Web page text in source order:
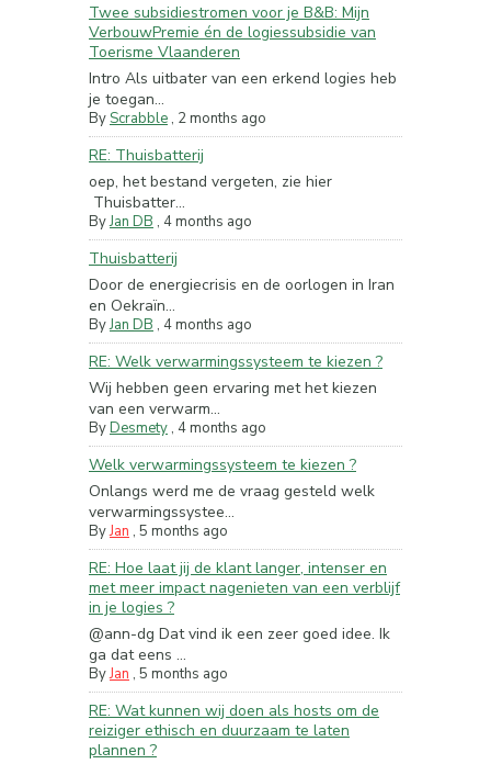
Twee subsidiestromen voor je B&B: Mijn
VerbouwPremie én de logiessubsidie van
Toerisme Vlaanderen
Intro Als uitbater van een erkend logies heb
je toegan...
ByScrabble , 2 months ago
RE: Thuisbatterij
oep, het bestand vergeten, zie hier
Thuisbatter...
ByJan DB , 4 months ago
Thuisbatterij
Door de energiecrisis en de oorlogen in Iran
en Oekraïn...
ByJan DB , 4 months ago
RE: Welk verwarmingssysteem te kiezen ?
Wij hebben geen ervaring met het kiezen
van een verwarm...
ByDesmety , 4 months ago
Welk verwarmingssysteem te kiezen ?
Onlangs werd me de vraag gesteld welk
verwarmingssystee...
ByJan , 5 months ago
RE: Hoe laat jij de klant langer, intenser en
met meer impact nagenieten van een verblijf
in je logies ?
@ann-dg Dat vind ik een zeer goed idee. Ik
ga dat eens ...
ByJan , 5 months ago
RE: Wat kunnen wij doen als hosts om de
reiziger ethisch en duurzaam te laten
plannen ?